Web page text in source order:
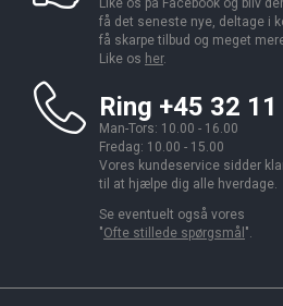
Like os på Facebook og bliv
få det seneste nye, deltage i
få skarpe tilbud og meget
Like os her.
Ring +45 32
Man-Tors: 10.00 - 16.00
Fredag: 10.00 - 15.00
Vores kundeservice sidder
til at hjælpe dig alle hverdage.
Se eventuelt også vores
"Ofte stillede spørgsmål ".